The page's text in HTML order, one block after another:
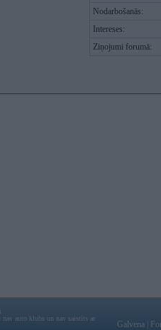
Nodarbošanās:
Intereses:
Ziņojumi forumā:
nav auto klubs un nav saistīts ar
Galvena